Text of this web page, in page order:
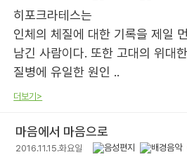
히포크라테스는
인체의 체질에 대한 기록을 제일
남긴 사람이다. 또한 고대의 위대
질병에 유일한 원인 ..
더보기>
마음에서 마음으로
2016.11.15.화요일